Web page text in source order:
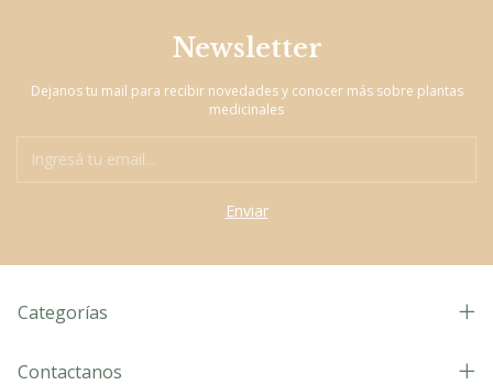
Newsletter
Dejanos tu mail para recibir novedades y conocer más sobre plantas
medicinales
Categorías
Contactanos